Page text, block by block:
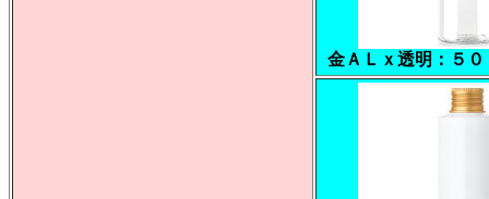
金ＡＬｘ透明：５